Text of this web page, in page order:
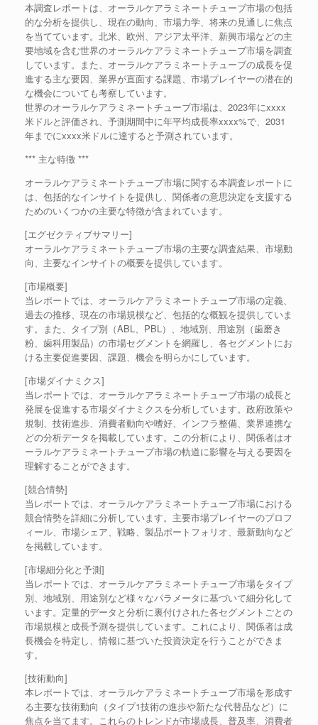
本調査レポートは、オーラルケアラミネートチューブ市場の包括
的な分析を提供し、現在の動向、市場力学、将来の見通しに焦点
を当てています。北米、欧州、アジア太平洋、新興市場などの主
要地域を含む世界のオーラルケアラミネートチューブ市場を調査
しています。また、オーラルケアラミネートチューブの成長を促
進する主な要因、業界が直面する課題、市場プレイヤーの潜在的
な機会についても考察しています。
世界のオーラルケアラミネートチューブ市場は、2023年にxxxx
米ドルと評価され、予測期間中に年平均成長率xxxx%で、2031
年までにxxxx米ドルに達すると予測されています。
*** 主な特徴 ***
オーラルケアラミネートチューブ市場に関する本調査レポートに
は、包括的なインサイトを提供し、関係者の意思決定を支援する
ためのいくつかの主要な特徴が含まれています。
[エグゼクティブサマリー]
オーラルケアラミネートチューブ市場の主要な調査結果、市場動
向、主要なインサイトの概要を提供しています。
[市場概要]
当レポートでは、オーラルケアラミネートチューブ市場の定義、
過去の推移、現在の市場規模など、包括的な概観を提供していま
す。また、タイプ別（ABL、PBL）、地域別、用途別（歯磨き
粉、歯科用製品）の市場セグメントを網羅し、各セグメントにお
ける主要促進要因、課題、機会を明らかにしています。
[市場ダイナミクス]
当レポートでは、オーラルケアラミネートチューブ市場の成長と
発展を促進する市場ダイナミクスを分析しています。政府政策や
規制、技術進歩、消費者動向や嗜好、インフラ整備、業界連携な
どの分析データを掲載しています。この分析により、関係者はオ
ーラルケアラミネートチューブ市場の軌道に影響を与える要因を
理解することができます。
[競合情勢]
当レポートでは、オーラルケアラミネートチューブ市場における
競合情勢を詳細に分析しています。主要市場プレイヤーのプロフ
ィール、市場シェア、戦略、製品ポートフォリオ、最新動向など
を掲載しています。
[市場細分化と予測]
当レポートでは、オーラルケアラミネートチューブ市場をタイプ
別、地域別、用途別など様々なパラメータに基づいて細分化して
います。定量的データと分析に裏付けされた各セグメントごとの
市場規模と成長予測を提供しています。これにより、関係者は成
長機会を特定し、情報に基づいた投資決定を行うことができま
す。
[技術動向]
本レポートでは、オーラルケアラミネートチューブ市場を形成す
る主要な技術動向（タイプ1技術の進歩や新たな代替品など）に
焦点を当てます。これらのトレンドが市場成長、普及率、消費者